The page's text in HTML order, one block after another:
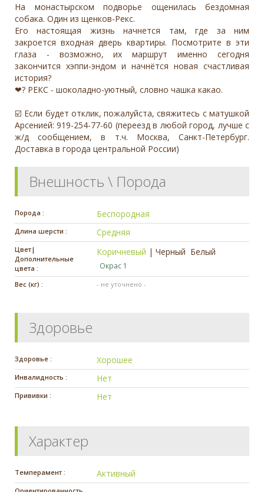
На монастырском подворье ощенилась бездомная
собака. Один из щенков-Рекс.
Его настоящая жизнь начнется там, где за ним
закроется входная дверь квартиры. Посмотрите в эти
глаза - возможно, их маршрут именно сегодня
закончится хэппи-эндом и начнётся новая счастливая
история?
❤‍? РЕКС - шоколадно-уютный, словно чашка какао.
☑️ Если будет отклик, пожалуйста, свяжитесь с матушкой
Арсенией: 919-254-77-60 (переезд в любой город, лучше с
ж/д сообщением, в т.ч. Москва, Санкт-Петербург.
Доставка в города центральной России)
Внешность \ Порода
Порода : Беспородная
Длина шерсти : Средняя
Цвет|
Дополнительные
цвета :
Коричневый |Черный Белый
Окрас 1
Вес (кг) : - не уточнено -
Здоровье
Здоровье : Хорошее
Инвалидность : Нет
Прививки : Нет
Характер
Темперамент : Активный